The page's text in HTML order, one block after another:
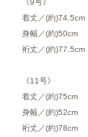
《9号》
着丈／(約)74.5cm
身幅／(約)50cm
裄丈／(約)77.5cm
《11号》
着丈／(約)75cm
身幅／(約)52cm
裄丈／(約)78cm